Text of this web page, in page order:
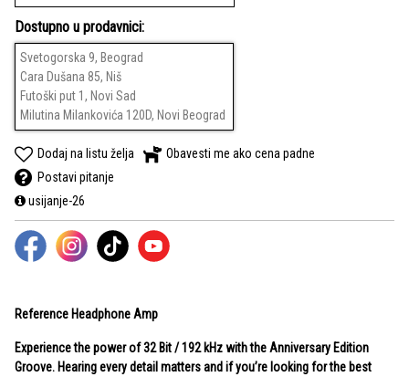
Dostupno u prodavnici:
Svetogorska 9, Beograd
Cara Dušana 85, Niš
Futoški put 1, Novi Sad
Milutina Milankovića 120D, Novi Beograd
Dodaj na listu želja
Obavesti me ako cena padne
Postavi pitanje
usijanje-26
Reference Headphone Amp
Experience the power of 32 Bit / 192 kHz with the Anniversary Edition
Groove. Hearing every detail matters and if you’re looking for the best